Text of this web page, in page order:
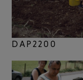
DAP2200